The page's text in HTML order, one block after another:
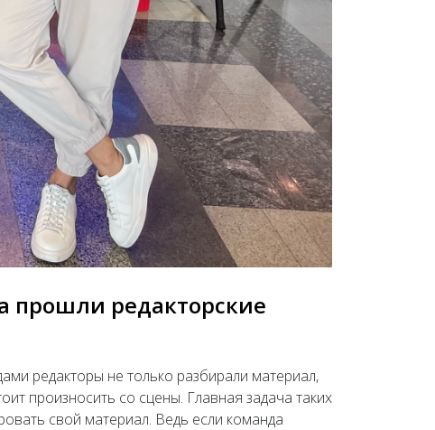
прошли редакторские
редакторы не только разбирали материал,
произносить со сцены. Главная задача таких
свой материал. Ведь если команда